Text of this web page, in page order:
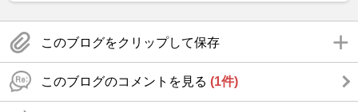
このブログをクリップして保存
このブログのコメントを見る (1件)